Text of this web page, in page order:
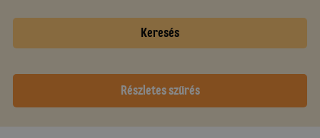
Keresés
Részletes szűrés